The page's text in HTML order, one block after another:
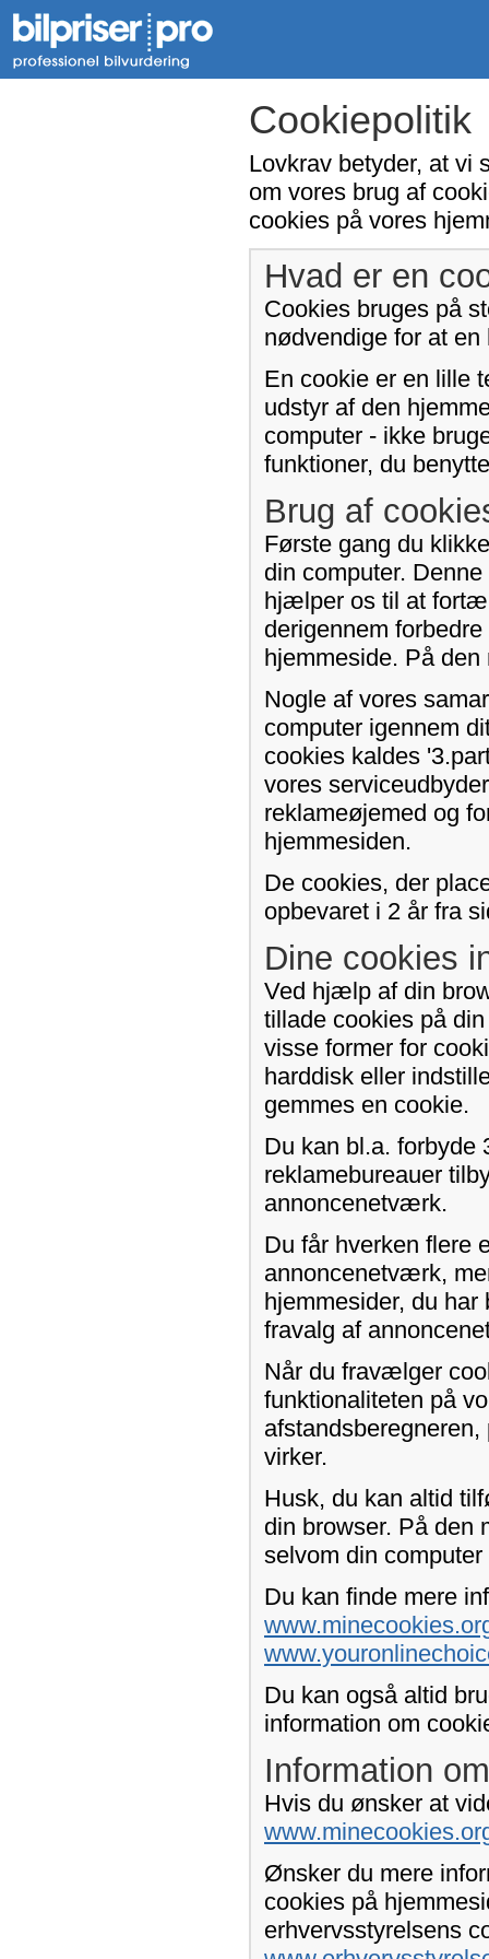
Cookiepolitik
Lovkrav betyder, at vi
om vores brug af
cookies på vores
Hvad er en
Cookies bruges på
nødvendige for at
En cookie er en lille
udstyr af den
computer - ikke
funktioner, du
Brug af
Første gang du
din computer.
hjælper os til at
derigennem
hjemmeside. På
Nogle af vores
computer igennem
cookies kaldes
vores
reklameøjemed og
hjemmesiden.
De cookies, der
opbevaret i 2 år fra
Dine cookies
Ved hjælp af din
tillade cookies på
visse former for
harddisk eller
gemmes en cookie.
Du kan bl.a. forbyde
reklamebureauer
annoncenetværk.
Du får hverken flere
annoncenetværk,
hjemmesider, du
fravalg af
Når du fravælger
funktionaliteten på
virker.
Husk, du kan altid
din browser. På den
selvom din
Du kan finde mere
Du kan også altid
information om
Information
Hvis du ønsker at
Ønsker du mere
cookies på
erhvervsstyrelsens